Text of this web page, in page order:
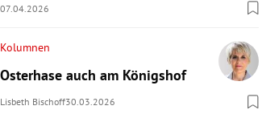
07.04.2026
Kolumnen
Osterhase auch am Königshof
Lisbeth Bischoff30.03.2026